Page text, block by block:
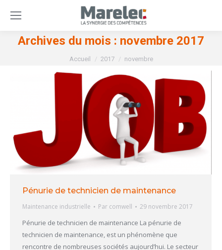
Archives du mois : novembre 2017
Vous êtes ici :
Accueil 2017 novembre
Pénurie de technicien de maintenance
Maintenance industrielle Par comwell 29 novembre 2017
Pénurie de technicien de maintenance La pénurie de
technicien de maintenance, est un phénomène que
rencontre de nombreuses sociétés aujourd’hui. Le secteur